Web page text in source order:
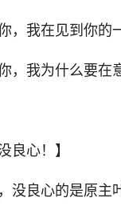
，我在见到你的
，我为什么要在
良心！】
没良心的是原主